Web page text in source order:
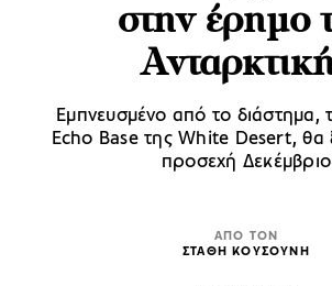
στην έρημο
Εμπνευσμένο από το διάστημα,
Echo Base της White Desert, θα
προσεχή Δεκέμβριο
ΑΠΟ ΤΟΝ
ΣΤΑΘΗ ΚΟΥΣΟΥΝΗ